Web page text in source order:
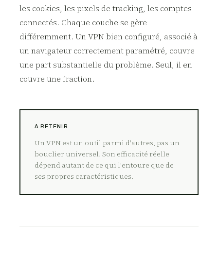
les cookies, les pixels de tracking, les comptes
connectés. Chaque couche se gère
différemment. Un VPN bien configuré, associé à
un navigateur correctement paramétré, couvre
une part substantielle du problème. Seul, il en
couvre une fraction.
À RETENIR
Un VPN est un outil parmi d'autres, pas un
bouclier universel. Son efficacité réelle
dépend autant de ce qui l'entoure que de
ses propres caractéristiques.